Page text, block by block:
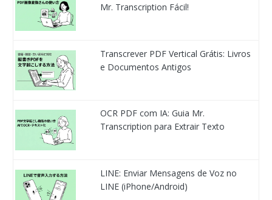
Mr. Transcription Fácil!
Transcrever PDF Vertical Grátis: Livros
e Documentos Antigos
OCR PDF com IA: Guia Mr.
Transcription para Extrair Texto
LINE: Enviar Mensagens de Voz no
LINE (iPhone/Android)